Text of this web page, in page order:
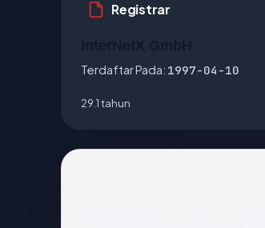
Registrar
Terdaftar Pada: 1997-04-10
29.1 tahun